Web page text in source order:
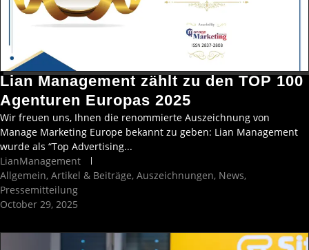
Lian Management zählt zu den TOP 100
Agenturen Europas 2025
Wir freuen uns, Ihnen die renommierte Auszeichnung von
Manage Marketing Europe bekannt zu geben: Lian Management
wurde als “Top Advertising...
LianManagement
Allgemein, Artikel & Beiträge, Auszeichnungen, News,
Pressemitteilung
October 29, 2025